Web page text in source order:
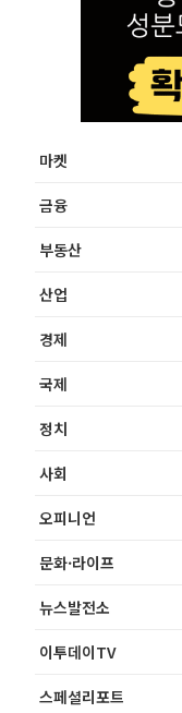
마켓
금융
부동산
산업
경제
국제
정치
사회
오피니언
문화·라이프
뉴스발전소
이투데이TV
스페셜리포트